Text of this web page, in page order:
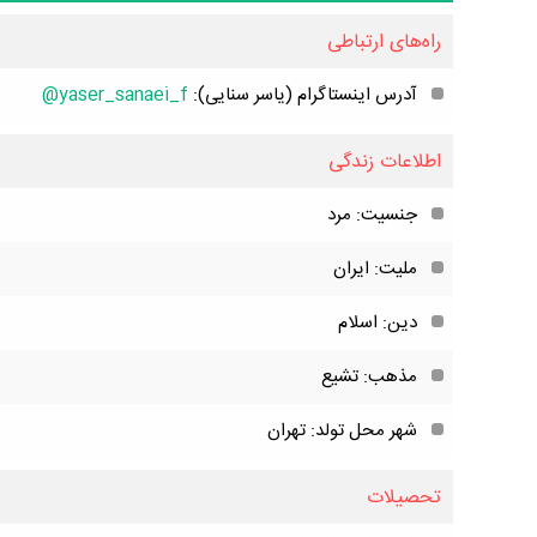
راه‌های ارتباطی
آدرس اینستاگرام (یاسر سنایی): yaser_sanaei_f@
اطلاعات زندگی
جنسیت: مرد
ملیت: ایران
دین: اسلام
مذهب: تشیع
شهر محل تولد: تهران
تحصیلات